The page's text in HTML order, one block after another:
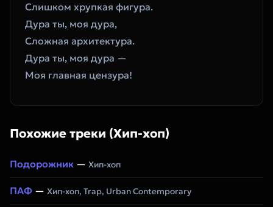
Слишком хрупкая фигура.
Дура ты, моя дура,
Сложная архитектура.
Дура ты, моя дура —
Моя главная цензура!
Похожие треки (Хип-хоп)
Подорожник — Хип-хоп
ПАФ — Хип-хоп, Trap, Urban Contemporary